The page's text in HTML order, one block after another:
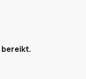
bereikt.